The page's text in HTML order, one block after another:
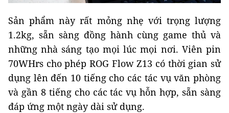
Sản phẩm này rất mỏng nhẹ với trọng lượng
1.2kg, sẵn sàng đồng hành cùng game thủ và
những nhà sáng tạo mọi lúc mọi nơi. Viên pin
70WHrs cho phép ROG Flow Z13 có thời gian sử
dụng lên đến 10 tiếng cho các tác vụ văn phòng
và gần 8 tiếng cho các tác vụ hỗn hợp, sẵn sàng
đáp ứng một ngày dài sử dụng.